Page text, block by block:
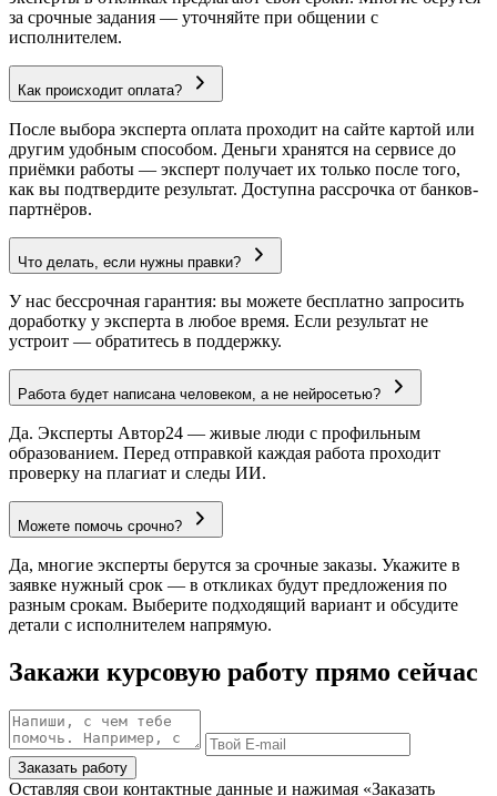
за срочные задания — уточняйте при общении с
исполнителем.
Как происходит оплата?
После выбора эксперта оплата проходит на сайте картой или
другим удобным способом. Деньги хранятся на сервисе до
приёмки работы — эксперт получает их только после того,
как вы подтвердите результат. Доступна рассрочка от банков-
партнёров.
Что делать, если нужны правки?
У нас бессрочная гарантия: вы можете бесплатно запросить
доработку у эксперта в любое время. Если результат не
устроит — обратитесь в поддержку.
Работа будет написана человеком, а не нейросетью?
Да. Эксперты Автор24 — живые люди с профильным
образованием. Перед отправкой каждая работа проходит
проверку на плагиат и следы ИИ.
Можете помочь срочно?
Да, многие эксперты берутся за срочные заказы. Укажите в
заявке нужный срок — в откликах будут предложения по
разным срокам. Выберите подходящий вариант и обсудите
детали с исполнителем напрямую.
Закажи курсовую работу прямо сейчас
Заказать работу
Оставляя свои контактные данные и нажимая «Заказать